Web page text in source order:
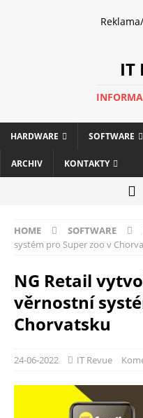
IT
HARDWARE SOFTWARE
ARCHIV KONTAKTY
HOME SOFTWARE
systém pro Super zoo v
NG Retail
věrnostní
Chorvatsku
24-06-2022 IT Revue